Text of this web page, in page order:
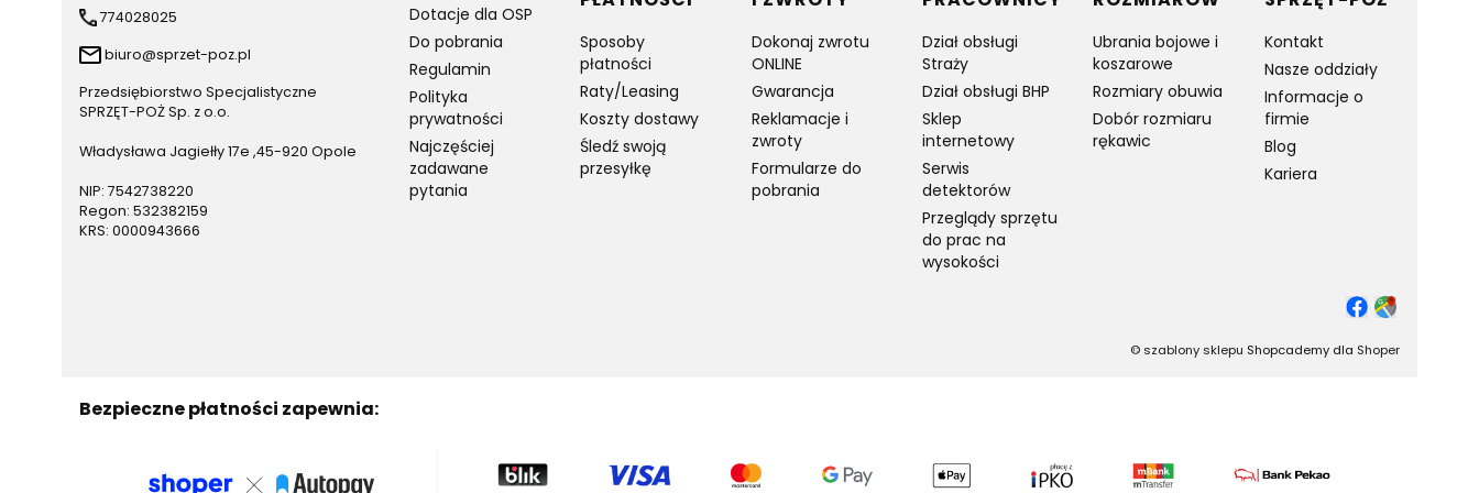
774028025
biuro@sprzet-poz.pl
Przedsiębiorstwo Specjalistyczne
SPRZĘT-POŻ Sp. z o.o.
Władysława Jagiełły 17e ,45-920 Opole
NIP: 7542738220
Regon: 532382159
KRS: 0000943666
Dotacje dla OSP
Do pobrania
Regulamin
Polityka
prywatności
Najczęściej
zadawane
pytania
Sposoby
płatności
Raty/Leasing
Koszty dostawy
Śledź swoją
przesyłkę
Dokonaj zwrotu
ONLINE
Gwarancja
Reklamacje i
zwroty
Formularze do
pobrania
Dział obsługi
Straży
Dział obsługi BHP
Sklep
internetowy
Serwis
detektorów
Przeglądy sprzętu
do prac na
wysokości
Ubrania bojowe i
koszarowe
Rozmiary obuwia
Dobór rozmiaru
rękawic
Kontakt
Nasze oddziały
Informacje o
firmie
Blog
Kariera
© szablony sklepu Shopcademy dla Shoper
Bezpieczne płatności zapewnia: